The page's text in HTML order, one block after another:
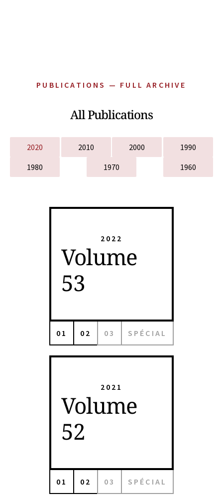
PUBLICATIONS — FULL ARCHIVE
All Publications
2020 2010 2000
1990
1980
1970 1960
2022
Volume
53
01 02 03 SPÉCIAL
2021
Volume
52
01 02 03 SPÉCIAL